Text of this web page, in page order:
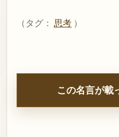
（タグ： 思考 ）
この名言が載